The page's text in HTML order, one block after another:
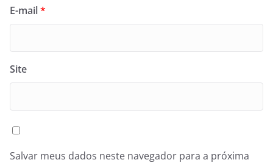
E-mail*
Site
Salvar meus dados neste navegador para a próxima